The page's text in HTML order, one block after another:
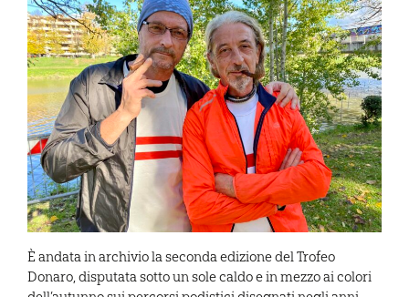
È andata in archivio la seconda edizione del Trofeo
Donaro, disputata sotto un sole caldo e in mezzo ai colori